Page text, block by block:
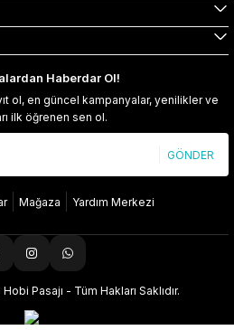
Haberdar Ol!
ol, en güncel kampanyalar, yenilikler ve
ilk öğrenen sen ol.
GÖNDER
Mağaza Yardım Merkezi
Pasajı - Tüm Hakları Saklıdır.